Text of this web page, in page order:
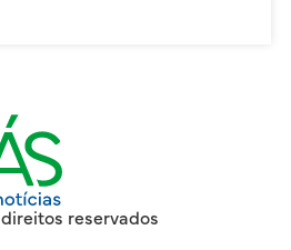
direitos reservados